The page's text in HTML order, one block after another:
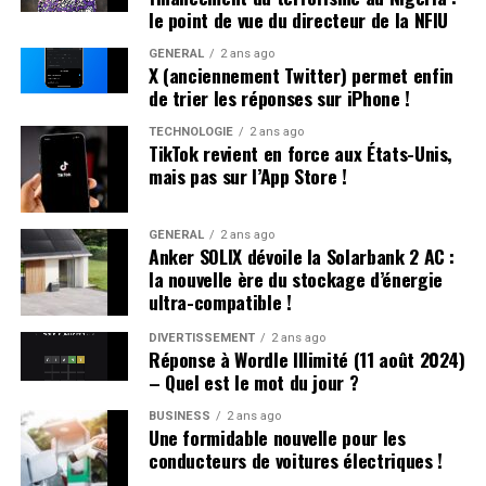
Une Enfance Entourée d’Autres « Hugo »
Dès son plus jeune âge, Hugo se retrouve entouré
d’autres enfants portant le même nom. Selon les
statistiques de l’Insee,7 694 garçons ont été
prénommés Hugo en 2000,faisant de ce prénom le
quatrième plus populaire cette année-là. À l’école
primaire,il côtoie plusieurs camarades appelés Thibault
et autres prénoms similaires. Pour éviter toute
confusion lors des appels en classe, les enseignants
ajoutent souvent la première lettre du nom de famille
après le prénom : ainsi devient-il rapidement « Hugo
D. », un surnom auquel il s’habitue sans arduousé.
Pensées sur l’Identité Associée au
Prénom
Le choix d’un prénom peut avoir un impact significatif
le point de vue du directeur de la NFIU
GÉNÉRAL 2 ans ago
X (anciennement Twitter) permet enfin
de trier les réponses sur iPhone !
TECHNOLOGIE 2 ans ago
TikTok revient en force aux États-Unis,
mais pas sur l’App Store !
GÉNÉRAL 2 ans ago
Anker SOLIX dévoile la Solarbank 2 AC :
la nouvelle ère du stockage d’énergie
ultra-compatible !
DIVERTISSEMENT 2 ans ago
Réponse à Wordle Illimité (11 août 2024)
– Quel est le mot du jour ?
BUSINESS 2 ans ago
Une formidable nouvelle pour les
conducteurs de voitures électriques !